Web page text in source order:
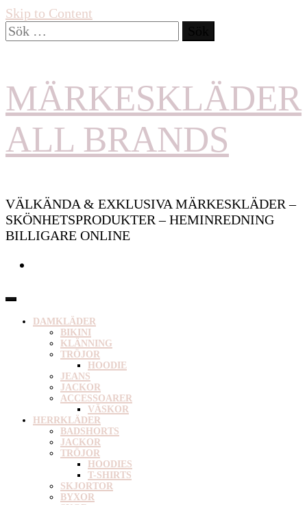
Skip to Content
Sök
efter:
MÄRKESKLÄDER
ALL BRANDS
VÄLKÄNDA & EXKLUSIVA MÄRKESKLÄDER –
SKÖNHETSPRODUKTER – HEMINREDNING
BILLIGARE ONLINE
DAMKLÄDER
BIKINI
KLÄNNING
TRÖJOR
HOODIE
JEANS
JACKOR
ACCESSOARER
VÄSKOR
HERRKLÄDER
BADSHORTS
JACKOR
TRÖJOR
HOODIES
T-SHIRTS
SKJORTOR
BYXOR